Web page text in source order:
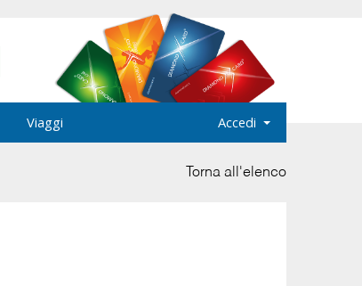
Viaggi Accedi
Torna all'elenco